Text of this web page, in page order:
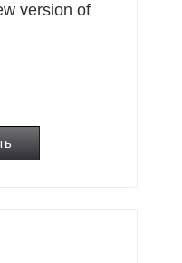
version of